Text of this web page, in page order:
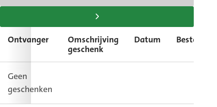
naar
links
tabel
rechts
Ontvanger
Omschrijving
geschenk
Datum
Geen
geschenken